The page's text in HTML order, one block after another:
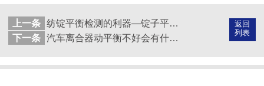
返回
列表
上一条
纺锭平衡检测的利器—锭子平衡机
下一条
汽车离合器动平衡不好会有什么症状？